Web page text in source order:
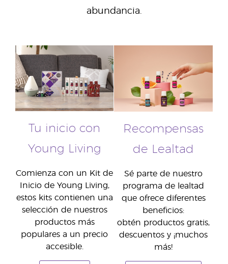
abundancia.
Tu inicio con
Young Living
Comienza con un Kit de
Inicio de Young Living,
estos kits contienen una
selección de nuestros
productos más
populares a un precio
accesible.
Recompensas
de Lealtad
Sé parte de nuestro
programa de lealtad
que ofrece diferentes
beneficios:
obtén productos gratis,
descuentos y ¡muchos
más!